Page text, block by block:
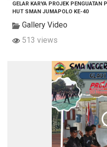
GELAR KARYA PROJEK
HUT SMAN JUMAPOLO KE-40
Gallery Video
513 views